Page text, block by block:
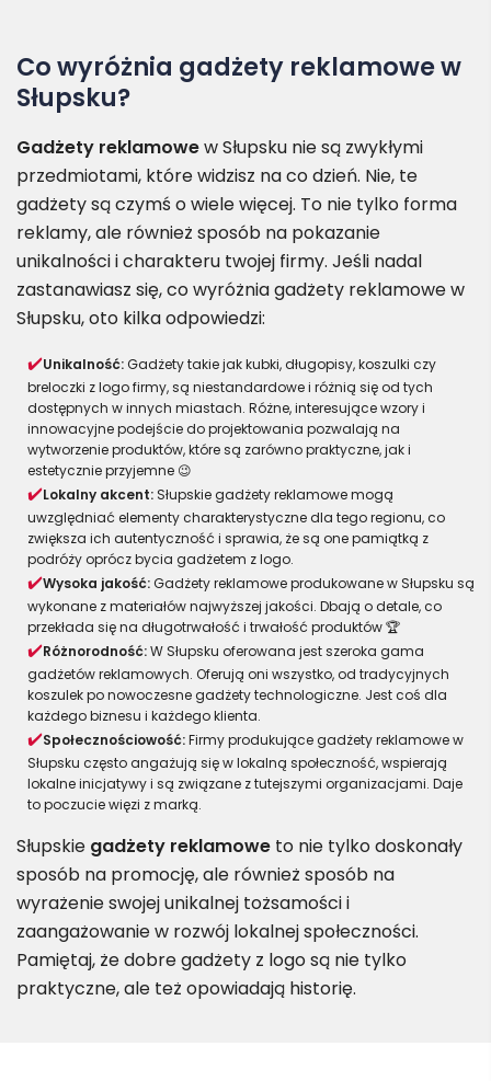
Co wyróżnia gadżety reklamowe w
Słupsku?
Gadżety reklamowew Słupsku nie są zwykłymi
przedmiotami, które widzisz na co dzień. Nie, te
gadżety są czymś o wiele więcej. To nie tylko forma
reklamy, ale również sposób na pokazanie
unikalności i charakteru twojej firmy. Jeśli nadal
zastanawiasz się, co wyróżnia gadżety reklamowe w
Słupsku, oto kilka odpowiedzi:
Unikalność:Gadżety takie jak kubki, długopisy, koszulki czy
breloczki z logo firmy, są niestandardowe i różnią się od tych
dostępnych w innych miastach. Różne, interesujące wzory i
innowacyjne podejście do projektowania pozwalają na
wytworzenie produktów, które są zarówno praktyczne, jak i
estetycznie przyjemne 😉
Lokalny akcent: Słupskie gadżety reklamowe mogą
uwzględniać elementy charakterystyczne dla tego regionu, co
zwiększa ich autentyczność i sprawia, że są one pamiątką z
podróży oprócz bycia gadżetem z logo.
Wysoka jakość:Gadżety reklamowe produkowane w Słupsku są
wykonane z materiałów najwyższej jakości. Dbają o detale, co
przekłada się na długotrwałość i trwałość produktów 🏆
Różnorodność:W Słupsku oferowana jest szeroka gama
gadżetów reklamowych. Oferują oni wszystko, od tradycyjnych
koszulek po nowoczesne gadżety technologiczne. Jest coś dla
każdego biznesu i każdego klienta.
Społecznościowość:Firmy produkujące gadżety reklamowe w
Słupsku często angażują się w lokalną społeczność, wspierają
lokalne inicjatywy i są związane z tutejszymi organizacjami. Daje
to poczucie więzi z marką.
Słupskie gadżety reklamowe to nie tylko doskonały
sposób na promocję, ale również sposób na
wyrażenie swojej unikalnej tożsamości i
zaangażowanie w rozwój lokalnej społeczności.
Pamiętaj, że dobre gadżety z logo są nie tylko
praktyczne, ale też opowiadają historię.